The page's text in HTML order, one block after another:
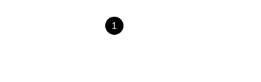
난한 사람은 매일 시간을 얻기 위해 일한다. 하
다 되어 죽기 때문이다. 이렇게 시간에 대한 소중
1